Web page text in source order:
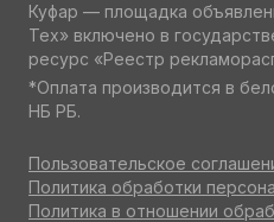
Куфар — площадка
Тех» включено в
ресурс «Реестр
*Оплата производится в
НБ РБ.
Пользовательское
Политика обработки
Политика в отношении